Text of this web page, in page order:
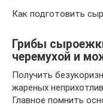
Как подготовить
Грибы
черемухой и
Получить
жареных
Главное помнить